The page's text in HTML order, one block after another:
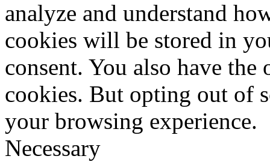
analyze and understand
cookies will be stored in
consent. You also have
cookies. But opting out of
your browsing experience.
Necessary